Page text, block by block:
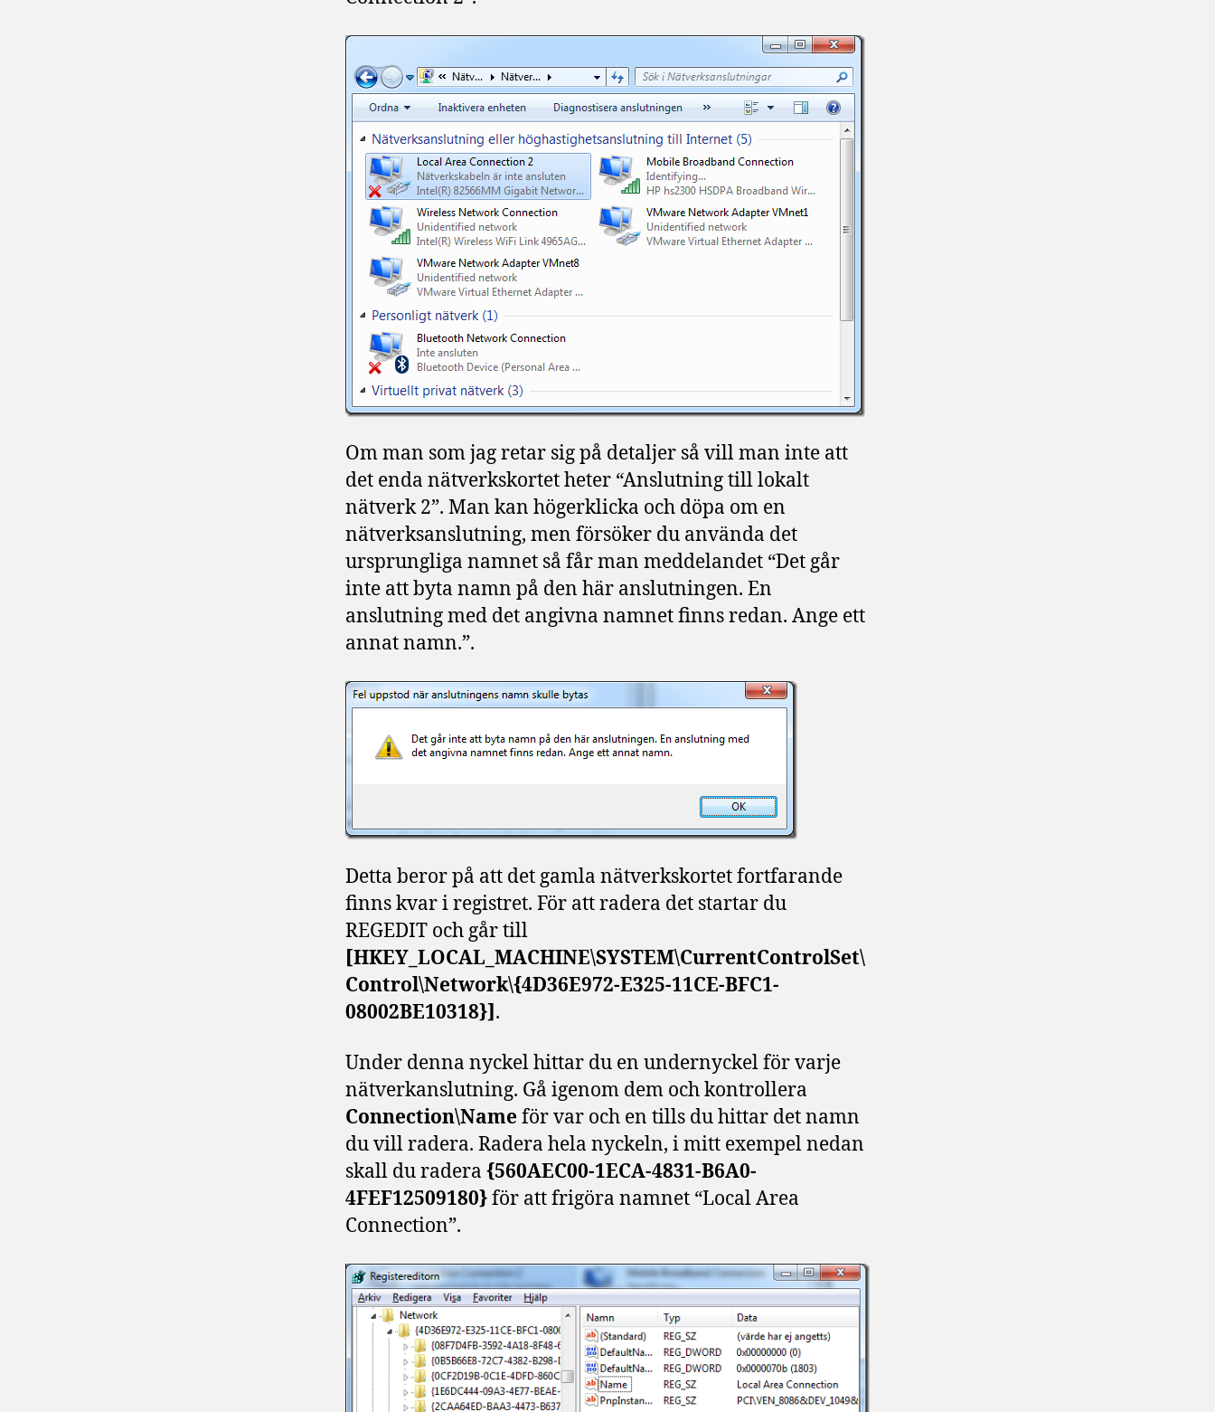
Om man som jag retar sig på detaljer så vill man inte att
det enda nätverkskortet heter “Anslutning till lokalt
nätverk 2”. Man kan högerklicka och döpa om en
nätverksanslutning, men försöker du använda det
ursprungliga namnet så får man meddelandet “Det går
inte att byta namn på den här anslutningen. En
anslutning med det angivna namnet finns redan. Ange ett
annat namn.”.
Detta beror på att det gamla nätverkskortet fortfarande
finns kvar i registret. För att radera det startar du
REGEDIT och går till
[HKEY_LOCAL_MACHINE\SYSTEM\CurrentControlSet\
Control\Network\{4D36E972-E325-11CE-BFC1-
08002BE10318}] .
Under denna nyckel hittar du en undernyckel för varje
nätverkanslutning. Gå igenom dem och kontrollera
Connection\Nameför var och en tills du hittar det namn
du vill radera. Radera hela nyckeln, i mitt exempel nedan
skall du radera {560AEC00-1ECA-4831-B6A0-
4FEF12509180}för att frigöra namnet “Local Area
Connection”.